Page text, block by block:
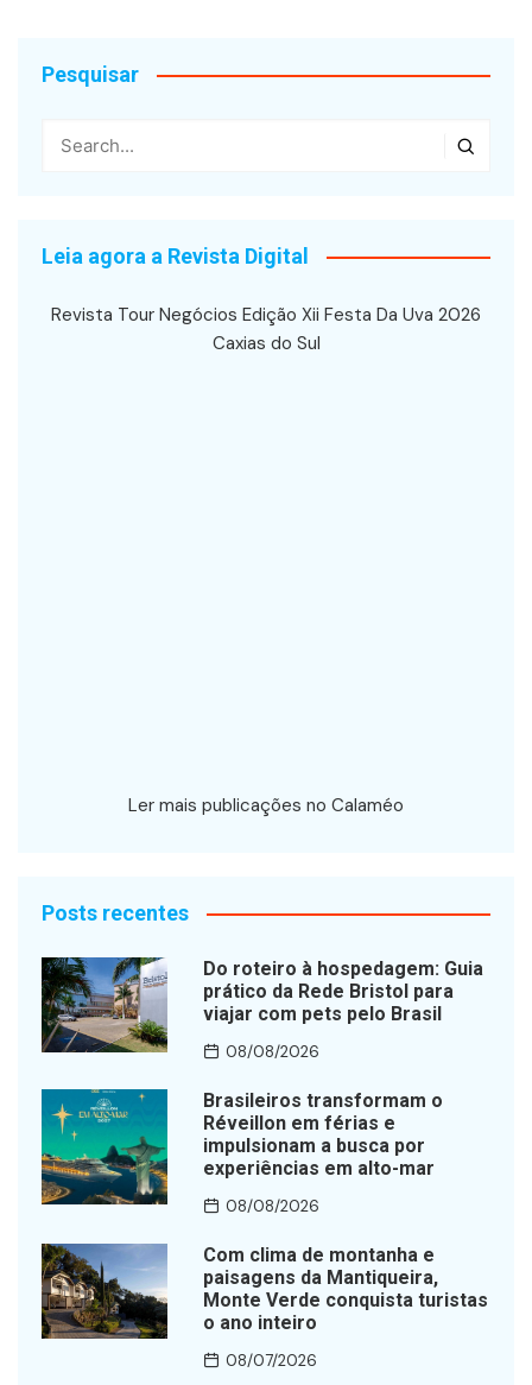
Pesquisar
Leia agora a Revista Digital
Revista Tour Negócios Edição Xii Festa Da Uva 2026
Caxias do Sul
Ler mais publicações no Calaméo
Posts recentes
Do roteiro à hospedagem: Guia
prático da Rede Bristol para
viajar com pets pelo Brasil
08/08/2026
Brasileiros transformam o
Réveillon em férias e
impulsionam a busca por
experiências em alto-mar
08/08/2026
Com clima de montanha e
paisagens da Mantiqueira,
Monte Verde conquista turistas
o ano inteiro
08/07/2026